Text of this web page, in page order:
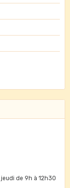
de 9h à 12h30